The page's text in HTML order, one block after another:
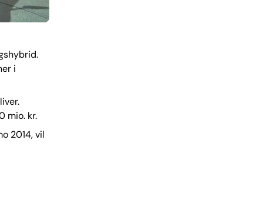
i
mio. kr.
2014, vil